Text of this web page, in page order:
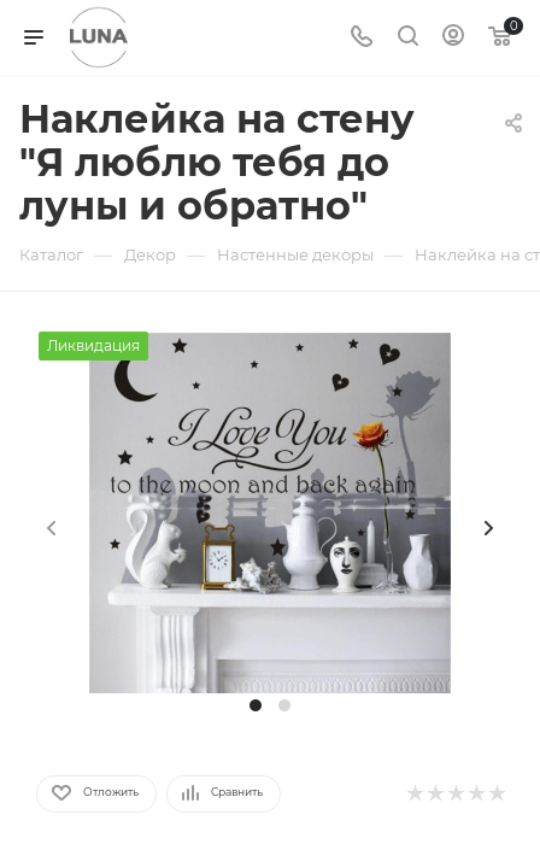
0
Наклейка на стену
"Я люблю тебя до
луны и обратно"
Каталог — Декор — Настенные декоры — Наклейка на
Ликвидация
Отложить Сравнить